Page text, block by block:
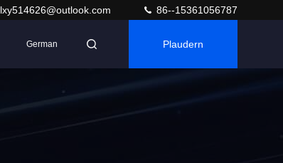
lxy514626@outlook.com 86--15361056787
German Plaudern